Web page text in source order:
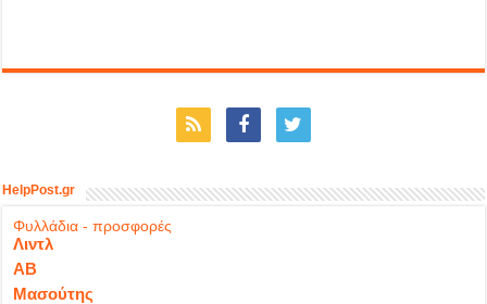
HelpPost.gr
Φυλλάδια - προσφορές
Λιντλ
ΑΒ
Μασούτης